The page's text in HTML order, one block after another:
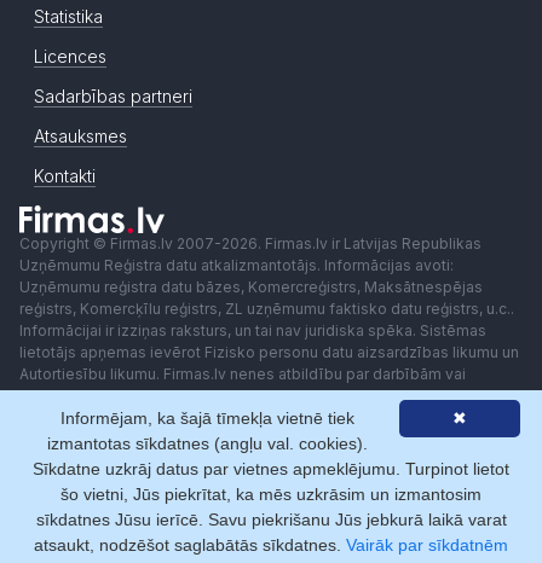
Statistika
Licences
Sadarbības partneri
Atsauksmes
Kontakti
Copyright © Firmas.lv 2007-2026. Firmas.lv ir Latvijas Republikas
Uzņēmumu Reģistra datu atkalizmantotājs. Informācijas avoti:
Uzņēmumu reģistra datu bāzes, Komercreģistrs, Maksātnespējas
reģistrs, Komercķīlu reģistrs, ZL uzņēmumu faktisko datu reģistrs, u.c..
Informācijai ir izziņas raksturs, un tai nav juridiska spēka. Sistēmas
lietotājs apņemas ievērot Fizisko personu datu aizsardzības likumu un
Autortiesību likumu. Firmas.lv nenes atbildību par darbībām vai
lēmumiem, kas balstīti uz saņemto pakalpojumu. Lietotājam aizliegts
izmantot jebkādas automatizētas sistēmas vai iekārtas (robotus)
piekļuvei sistēmai bez rakstiskas saskaņošanas ar Firmas.lv. Galvenā
redaktore: Ingūna Pempere.
Lietošanas noteikumi
Privātuma politika Norēķini ar
✖
Informējam, ka šajā tīmekļa vietnē tiek
izmantotas sīkdatnes (angļu val. cookies).
Sīkdatne uzkrāj datus par vietnes apmeklējumu. Turpinot lietot
šo vietni, Jūs piekrītat, ka mēs uzkrāsim un izmantosim
sīkdatnes Jūsu ierīcē. Savu piekrišanu Jūs jebkurā laikā varat
atsaukt, nodzēšot saglabātās sīkdatnes. Vairāk par sīkdatnēm